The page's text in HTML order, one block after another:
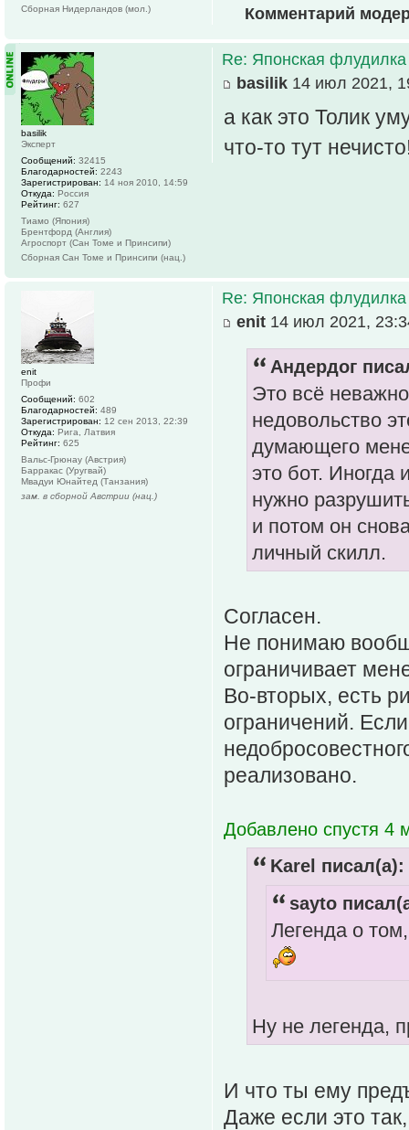
Комментарий
Сборная Нидерландов (мол.)
Re: Японская флудилка
basilik 14 июл 2021,
а как это Толик
что-то тут
basilik
Эксперт
Сообщений: 32415
Благодарностей: 2243
Зарегистрирован: 14 ноя 2010, 14:59
Откуда: Россия
Рейтинг: 627
Тиамо (Япония)
Брентфорд (Англия)
Агроспорт (Сан Томе и Принсипи)
Сборная Сан Томе и Принсипи (нац.)
Re: Японская флудилка
enit 14 июл 2021,
Андердог
Это всё
недовольство
думающего
это бот. Иногда
нужно
и потом он
личный скилл.
Согласен.
Не понимаю
ограничивает
Во-вторых, есть
ограничений.
реализовано.
Добавлено спустя 4
Karel писал(а):
sayto
Легенда о
Ну не легенда,
И что ты ему
Даже если это
enit
Профи
Сообщений: 602
Благодарностей: 489
Зарегистрирован: 12 сен 2013, 22:39
Откуда: Рига, Латвия
Рейтинг: 625
Вальс-Грюнау (Австрия)
Барракас (Уругвай)
Мвадуи Юнайтед (Танзания)
зам. в сборной Австрии (нац.)